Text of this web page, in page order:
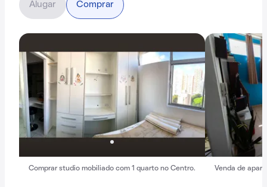
Comprar studio mobiliado com 1 quarto no Centro. Venda de
Alugar Comprar